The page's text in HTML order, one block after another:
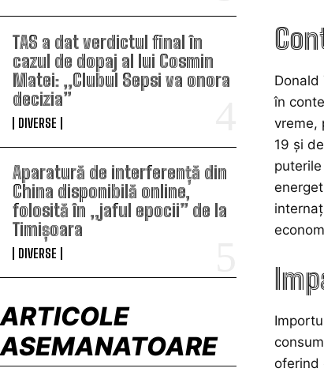
TAS a dat verdictul final în
cazul de dopaj al lui Cosmin
Matei: „Clubul Sepsi va onora
decizia”
DIVERSE
Aparatură de interferență din
China disponibilă online,
folosită în „jaful epocii” de la
Timișoara
DIVERSE
ARTICOLE
ASEMANATOARE
în
vreme,
19 și
oferind